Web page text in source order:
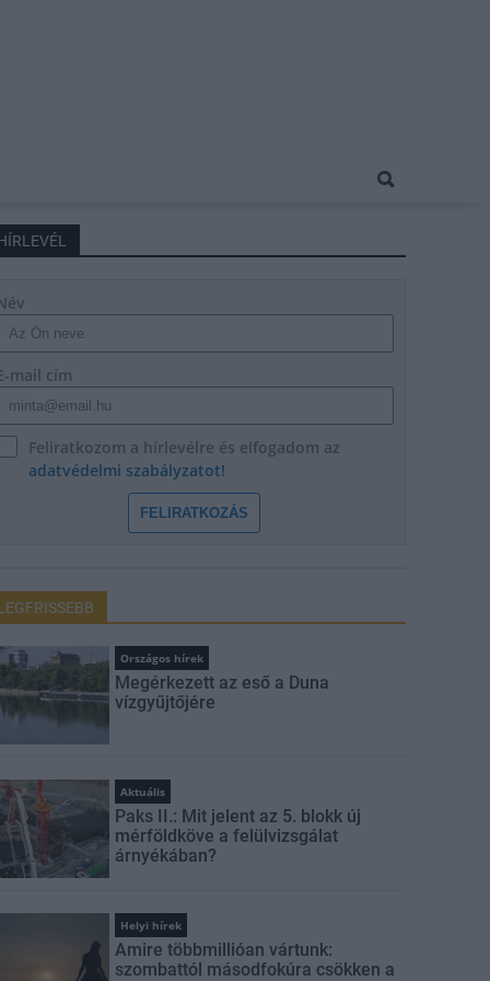
mail cím
Feliratkozom a hírlevélre és elfogadom az
adatvédelmi szabályzatot!
FELIRATKOZÁS
Országos hírek
Megérkezett az eső a Duna
vízgyűjtőjére
Aktuális
Paks II.: Mit jelent az 5. blokk új
mérföldköve a felülvizsgálat
árnyékában?
Helyi hírek
Amire többmillióan vártunk:
szombattól másodfokúra csökken a